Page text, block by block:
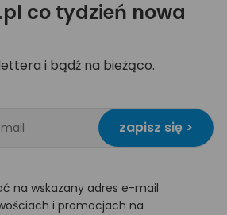
co tydzień nowa
i bądź na bieżąco.
zapisz się >
na wskazany adres e-mail
i promocjach na